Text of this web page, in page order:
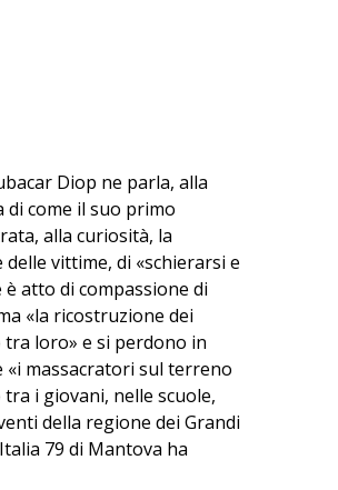
Diop ne parla, alla
di come il suo primo
alla curiosità, la
vittime, di «schierarsi e
atto di compassione di
«la ricostruzione dei
loro» e si perdono in
massacratori sul terreno
i giovani, nelle scuole,
della regione dei Grandi
79 di Mantova ha